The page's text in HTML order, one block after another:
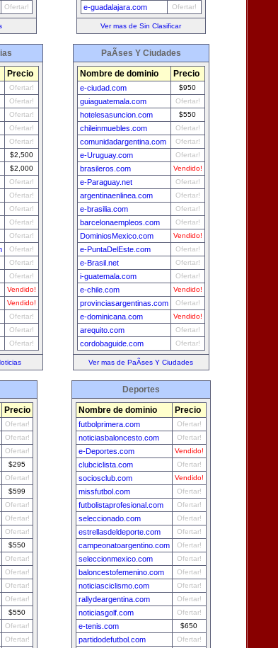
Ofertar! e-guadalajara.com Ofertar!
Ver mas de Sin Clasificar
Precio
Ofertar!
Ofertar!
Ofertar!
Ofertar!
Ofertar!
$2,500
$2,000
Ofertar!
Ofertar!
Ofertar!
Ofertar!
Ofertar!
Ofertar!
Ofertar!
Ofertar!
Vendido!
Vendido!
Ofertar!
Ofertar!
Ofertar!
PaÃ­ses Y Ciudades
Nombre de dominio Precio
e-ciudad.com $950
guiaguatemala.com Ofertar!
hotelesasuncion.com $550
chileinmuebles.com Ofertar!
comunidadargentina.com Ofertar!
e-Uruguay.com Ofertar!
brasileros.com Vendido!
e-Paraguay.net Ofertar!
argentinaenlinea.com Ofertar!
e-brasilia.com Ofertar!
barcelonaempleos.com Ofertar!
DominiosMexico.com Vendido!
e-PuntaDelEste.com Ofertar!
e-Brasil.net Ofertar!
i-guatemala.com Ofertar!
e-chile.com Vendido!
provinciasargentinas.com Ofertar!
e-dominicana.com Vendido!
arequito.com Ofertar!
cordobaguide.com Ofertar!
Ver mas de PaÃ­ses Y Ciudades
Precio
Ofertar!
Ofertar!
Ofertar!
$295
Ofertar!
$599
Ofertar!
Ofertar!
Ofertar!
$550
Ofertar!
Ofertar!
Ofertar!
Ofertar!
$550
Ofertar!
Ofertar!
Deportes
Nombre de dominio Precio
futbolprimera.com Ofertar!
noticiasbaloncesto.com Ofertar!
e-Deportes.com Vendido!
clubciclista.com Ofertar!
sociosclub.com Vendido!
missfutbol.com Ofertar!
futbolistaprofesional.com Ofertar!
seleccionado.com Ofertar!
estrellasdeldeporte.com Ofertar!
campeonatoargentino.com Ofertar!
seleccionmexico.com Ofertar!
baloncestofemenino.com Ofertar!
noticiasciclismo.com Ofertar!
rallydeargentina.com Ofertar!
noticiasgolf.com Ofertar!
e-tenis.com $650
partidodefutbol.com Ofertar!